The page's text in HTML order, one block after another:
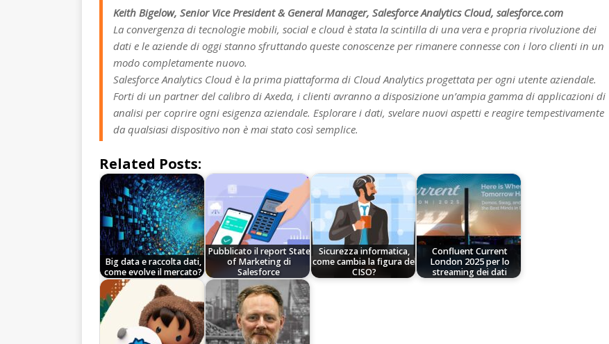
Keith Bigelow, Senior Vice President & General Manager, Salesforce Analytics Cloud, salesforce.com
La convergenza di tecnologie mobili, social e cloud è stata la scintilla di una vera e propria rivoluzione dei
dati e le aziende di oggi stanno sfruttando queste conoscenze per rimanere connesse con i loro clienti in un
modo completamente nuovo.
Salesforce Analytics Cloud è la prima piattaforma di Cloud Analytics progettata per ogni utente aziendale.
Forti di un partner del calibro di Axeda, i clienti avranno a disposizione un’ampia gamma di applicazioni di
analisi per coprire ogni esigenza aziendale. Esplorare i dati, svelare nuovi aspetti e reagire tempestivamente
da qualsiasi dispositivo non è mai stato così semplice.
Related Posts:
Big data e raccolta dati,
come evolve il mercato?
Pubblicato il report State
of Marketing di
Salesforce
Sicurezza informatica,
come cambia la figura del
CISO?
Confluent Current
London 2025 per lo
streaming dei dati